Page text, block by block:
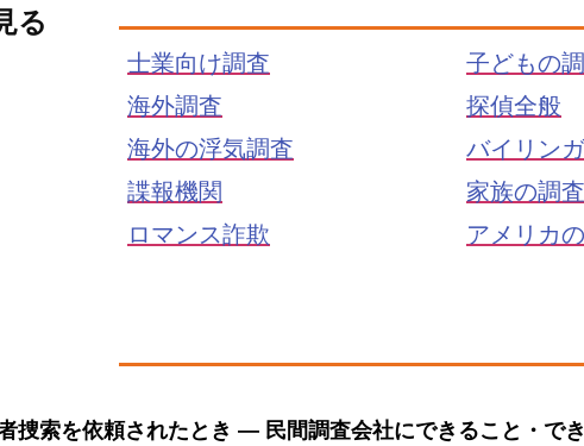
る
士業向け調査
海外調査
海外の浮気調査
諜報機関
ロマンス詐欺
子どもの
探偵全般
バイリン
家族の調査
アメリカ
捜索を依頼されたとき ― 民間調査会社にできること・で